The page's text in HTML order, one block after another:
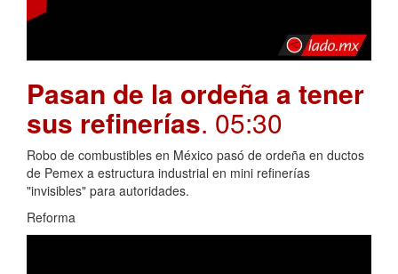
Pasan de la ordeña a tener
sus refinerías. 05:30
Robo de combustibles en México pasó de ordeña en ductos
de Pemex a estructura industrial en mini refinerías
"invisibles" para autoridades.
Reforma